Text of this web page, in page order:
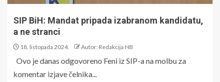
SIP BiH: Mandat pripada izabranom kandidatu,
a ne stranci
18. listopada 2024. Autor: Redakcija HB
Ovo je danas odgovoreno Feni iz SIP-a na molbu za
komentar izjave čelnika...